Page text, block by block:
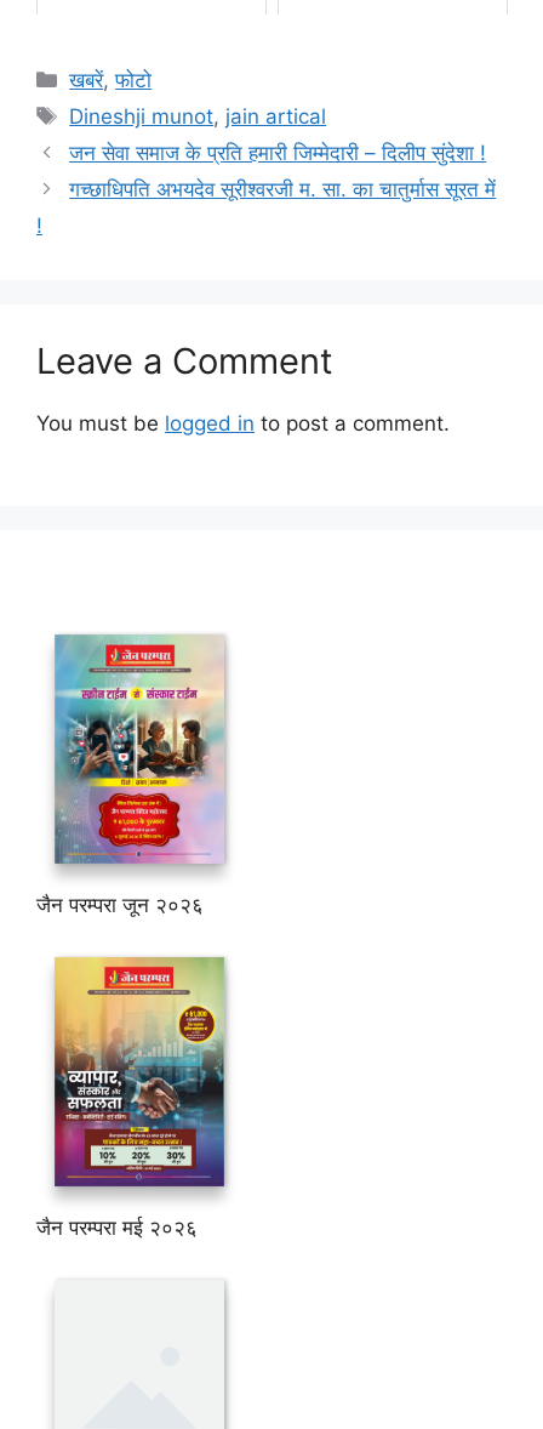
Categories
खबरें,फोटो
Tags
Dineshji munot, jain artical
जन सेवा समाज के प्रति हमारी जिम्मेदारी – दिलीप सुंदेशा !
गच्छाधिपति अभयदेव सूरीश्वरजी म. सा. का चातुर्मास सूरत में
!
Leave a Comment
You must be logged in to post a comment.
जैन परम्परा जून २०२६
जैन परम्परा मई २०२६